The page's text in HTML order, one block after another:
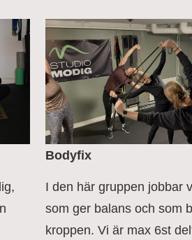
Bodyfix
I den här gruppen jobbar
som ger balans och som
kroppen. Vi är max 6st